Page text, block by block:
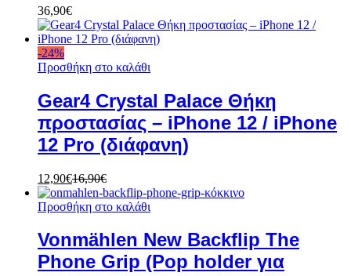
36,90€
-24%
Προσθήκη στο καλάθι
Gear4 Crystal Palace Θήκη
προστασίας – iPhone 12 / iPhone
12 Pro (διάφανη)
12,90€16,90€
Προσθήκη στο καλάθι
Vonmählen New Backflip The
Phone Grip (Pop holder για